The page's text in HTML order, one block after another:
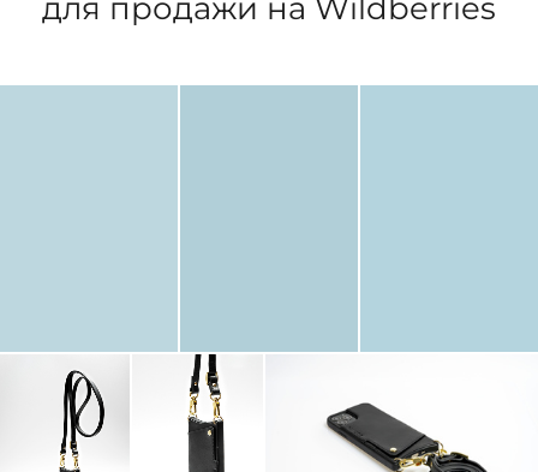
для продажи на Wildberries